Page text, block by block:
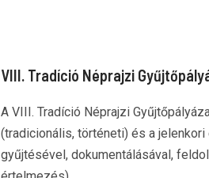
VIII. Tradíció Néprajzi
A VIII. Tradíció Néprajzi
(tradicionális, történeti) és a jelenkori
gyűjtésével, dokumentálásával,